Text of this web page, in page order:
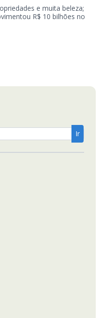
e muita beleza;
R$ 10 bilhões no